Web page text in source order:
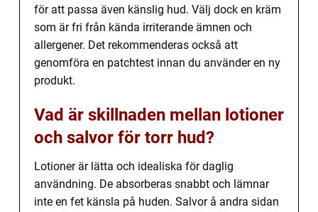
för att passa även känslig hud. Välj dock en kräm
som är fri från kända irriterande ämnen och
allergener. Det rekommenderas också att
genomföra en patchtest innan du använder en ny
produkt.
Vad är skillnaden mellan lotioner
och salvor för torr hud?
Lotioner är lätta och idealiska för daglig
användning. De absorberas snabbt och lämnar
inte en fet känsla på huden. Salvor å andra sidan